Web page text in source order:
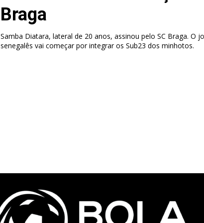
Braga
Samba Diatara, lateral de 20 anos, assinou pelo SC Braga. O
senegalês vai começar por integrar os Sub23 dos minhotos.